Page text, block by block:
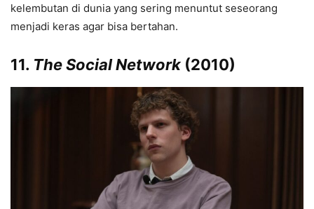
kelembutan di dunia yang sering menuntut seseorang
menjadi keras agar bisa bertahan.
11. The Social Network(2010)